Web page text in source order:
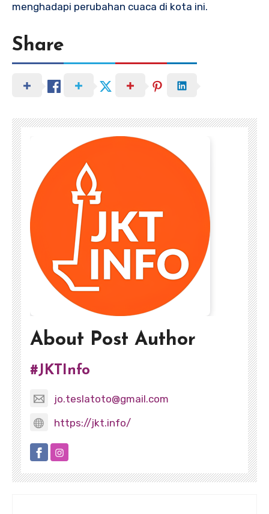
menghadapi perubahan cuaca di kota ini.
Share
About Post Author
#JKTInfo
jo.teslatoto@gmail.com
https://jkt.info/